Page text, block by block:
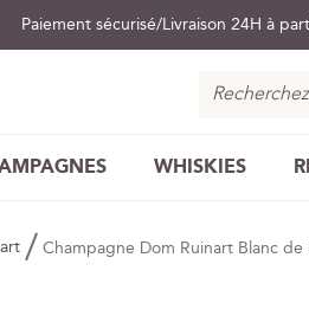
Paiement sécurisé Livraison 24H à
WHISKIES
Champagne Dom Ruinart Blanc de